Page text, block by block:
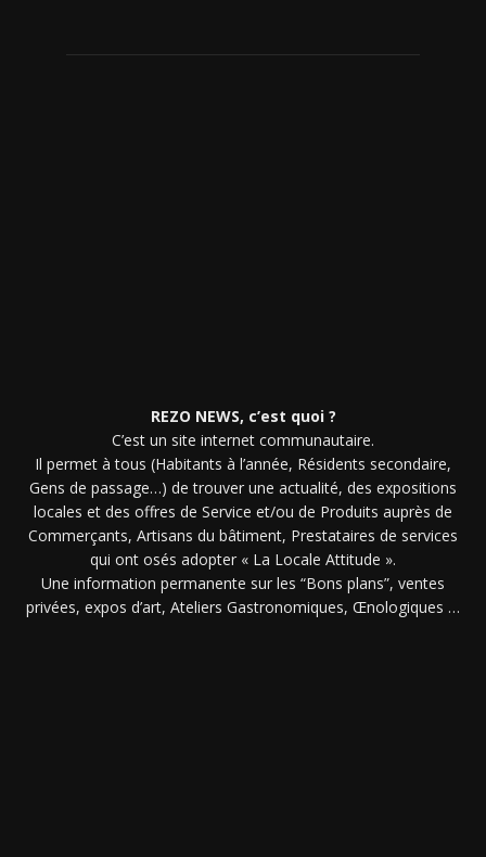
REZO NEWS, c’est quoi ?
C’est un site internet communautaire.
Il permet à tous (Habitants à l’année, Résidents secondaire,
Gens de passage…) de trouver une actualité, des expositions
locales et des offres de Service et/ou de Produits auprès de
Commerçants, Artisans du bâtiment, Prestataires de services
qui ont osés adopter « La Locale Attitude ».
Une information permanente sur les “Bons plans”, ventes
privées, expos d’art, Ateliers Gastronomiques, Œnologiques …